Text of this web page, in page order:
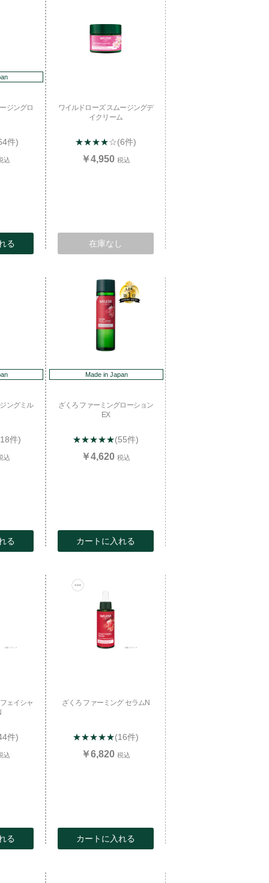
ジングロ
件)
込
る
ワイルドローズ スムージングデ
イクリーム
★★★★☆(6件)
￥4,950 税込
在庫なし
ングミル
件)
込
る
Made in Japan
ざくろ ファーミングローション
EX
★★★★★(55件)
￥4,620 税込
カートに入れる
ェイシャ
件)
込
る
ざくろ ファーミング セラムN
★★★★★(16件)
￥6,820 税込
カートに入れる